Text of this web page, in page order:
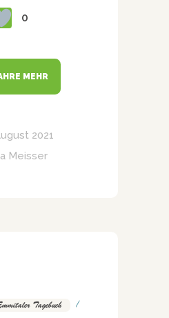
0
MEHR
2021
Meisser
Tagebuch